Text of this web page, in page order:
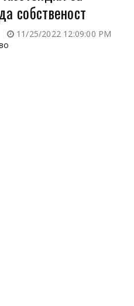
собственост
11/25/2022 12:09:00 PM